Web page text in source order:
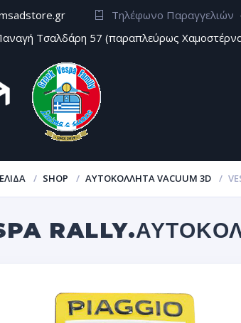
Τηλέφωνο Παραγγελιών
Τσαλδάρη 57 (παραπλεύρως
SHOP ΑΥΤΟΚΌΛΛΗΤΑ VACUUM 3D